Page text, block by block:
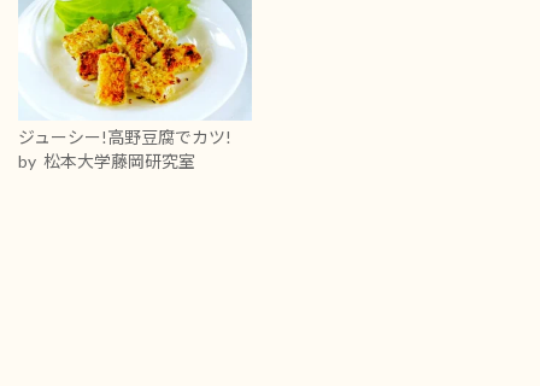
ジューシー!高野豆腐でカツ!
by 松本大学藤岡研究室